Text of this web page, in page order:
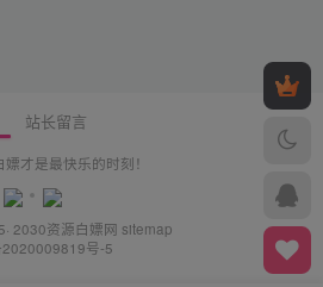
站长留言
嫖才是最快乐的时刻！
2030资源白嫖网 sitemap
2020009819号-5